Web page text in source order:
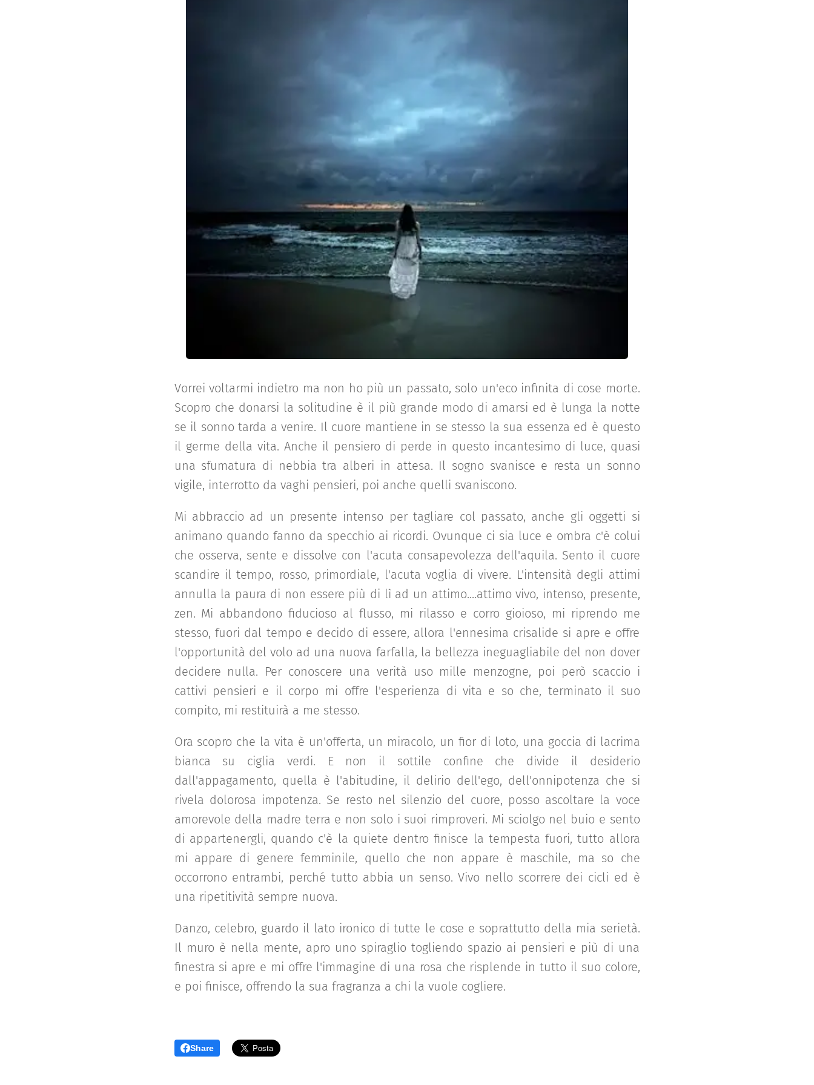
Vorrei voltarmi indietro ma non ho più un passato, solo un'eco infinita di cose morte.
Scopro che donarsi la solitudine è il più grande modo di amarsi ed è lunga la notte
se il sonno tarda a venire. Il cuore mantiene in se stesso la sua essenza ed è questo
il germe della vita. Anche il pensiero di perde in questo incantesimo di luce, quasi
una sfumatura di nebbia tra alberi in attesa. Il sogno svanisce e resta un sonno
vigile, interrotto da vaghi pensieri, poi anche quelli svaniscono.
Mi abbraccio ad un presente intenso per tagliare col passato, anche gli oggetti si
animano quando fanno da specchio ai ricordi. Ovunque ci sia luce e ombra c'è colui
che osserva, sente e dissolve con l'acuta consapevolezza dell'aquila. Sento il cuore
scandire il tempo, rosso, primordiale, l'acuta voglia di vivere. L'intensità degli attimi
annulla la paura di non essere più di lì ad un attimo....attimo vivo, intenso, presente,
zen. Mi abbandono fiducioso al flusso, mi rilasso e corro gioioso, mi riprendo me
stesso, fuori dal tempo e decido di essere, allora l'ennesima crisalide si apre e offre
l'opportunità del volo ad una nuova farfalla, la bellezza ineguagliabile del non dover
decidere nulla. Per conoscere una verità uso mille menzogne, poi però scaccio i
cattivi pensieri e il corpo mi offre l'esperienza di vita e so che, terminato il suo
compito, mi restituirà a me stesso.
Ora scopro che la vita è un'offerta, un miracolo, un fior di loto, una goccia di lacrima
bianca su ciglia verdi. E non il sottile confine che divide il desiderio
dall'appagamento, quella è l'abitudine, il delirio dell'ego, dell'onnipotenza che si
rivela dolorosa impotenza. Se resto nel silenzio del cuore, posso ascoltare la voce
amorevole della madre terra e non solo i suoi rimproveri. Mi sciolgo nel buio e sento
di appartenergli, quando c'è la quiete dentro finisce la tempesta fuori, tutto allora
mi appare di genere femminile, quello che non appare è maschile, ma so che
occorrono entrambi, perché tutto abbia un senso. Vivo nello scorrere dei cicli ed è
una ripetitività sempre nuova.
Danzo, celebro, guardo il lato ironico di tutte le cose e soprattutto della mia serietà.
Il muro è nella mente, apro uno spiraglio togliendo spazio ai pensieri e più di una
finestra si apre e mi offre l'immagine di una rosa che risplende in tutto il suo colore,
e poi finisce, offrendo la sua fragranza a chi la vuole cogliere.
Share